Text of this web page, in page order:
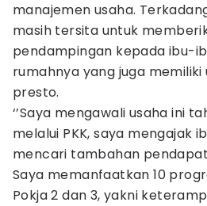
manajemen usaha.
masih tersita untuk
pendampingan kepada ibu-
rumahnya yang juga
presto.
‘’Saya mengawali usaha ini
melalui PKK, saya mengajak
mencari tambahan
Saya memanfaatkan 10
Pokja 2 dan 3, yakni